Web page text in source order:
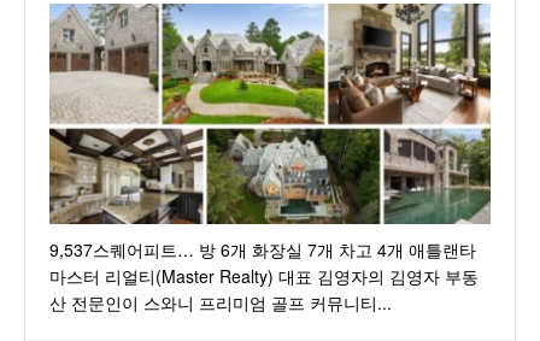
9,537스퀘어피트… 방 6개 화장실 7개 차고 4개 애틀랜타
마스터 리얼티(Master Realty) 대표 김영자의 김영자 부동
산 전문인이 스와니 프리미엄 골프 커뮤니티...